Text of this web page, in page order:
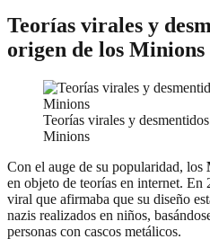
Teorías virales y
origen de los Minions
Teorías virales y
Minions
Con el auge de su popularidad, los
en objeto de teorías en internet.
viral que afirmaba que su diseño
nazis realizados en niños,
personas con cascos metálicos.